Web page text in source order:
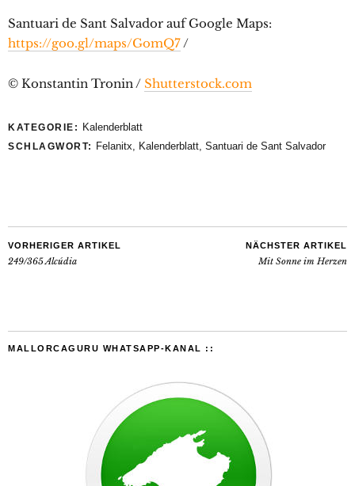
Santuari de Sant Salvador auf Google Maps:
https://goo.gl/maps/GomQ7/
© Konstantin Tronin / Shutterstock.com
KATEGORIE: Kalenderblatt
SCHLAGWORT: Felanitx, Kalenderblatt, Santuari de Sant Salvador
VORHERIGER ARTIKEL
249/365 Alcúdia
NÄCHSTER ARTIKEL
Mit Sonne im Herzen
MALLORCAGURU WHATSAPP-KANAL ::